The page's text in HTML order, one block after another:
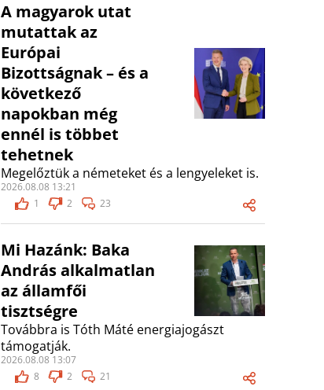
A magyarok utat
mutattak az
Európai
Bizottságnak – és a
következő
napokban még
ennél is többet
tehetnek
Megelőztük a németeket és a lengyeleket is.
2026.08.08 13:21
1
2 23
Mi Hazánk: Baka
András alkalmatlan
az államfői
tisztségre
Továbbra is Tóth Máté energiajogászt
támogatják.
2026.08.08 13:07
8
2 21